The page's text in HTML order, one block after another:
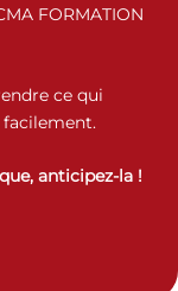
FORMATION
ce qui
anticipez-la !